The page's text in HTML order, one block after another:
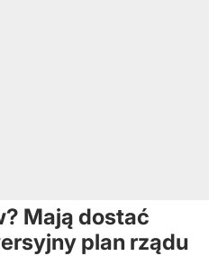
Mają dostać
plan rządu